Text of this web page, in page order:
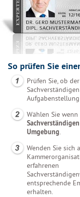
So prüfen Sie
Prüfen Sie, ob
Wählen Sie
Umgebung.
Wenden Sie sich
erfahrenen
entsprechende
erhalten.